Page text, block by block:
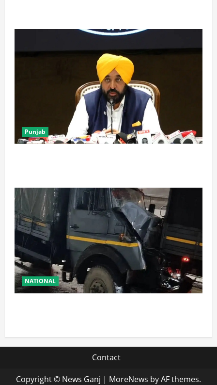
Punjab
NATIONAL
Contact
Copyright © News Ganj | MoreNews by AF themes.